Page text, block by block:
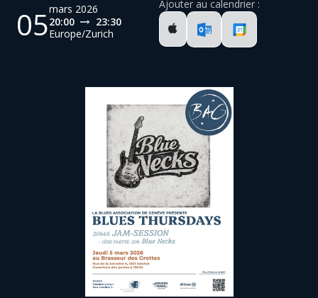
05mars 2026
20:00
23:30
Europe/Zurich
Ajouter au calendrier :